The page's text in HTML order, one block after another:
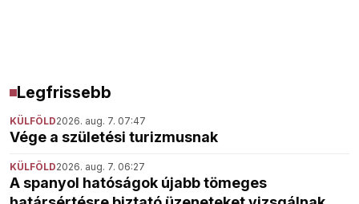
Legfrissebb
KÜLFÖLD2026. aug. 7. 07:47
Vége a születési turizmusnak
KÜLFÖLD2026. aug. 7. 06:27
A spanyol hatóságok újabb tömeges